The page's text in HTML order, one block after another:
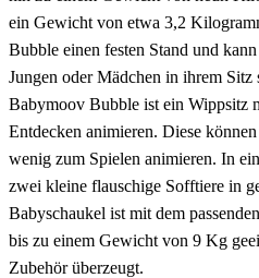
ein Gewicht von etwa 3,2
Bubble einen festen Stand und
Jungen oder Mädchen in ihrem
Babymoov Bubble ist ein Wippsitz
Entdecken animieren. Diese
wenig zum Spielen animieren. In
zwei kleine flauschige Sofftiere in
Babyschaukel ist mit dem
bis zu einem Gewicht von 9 Kg
Zubehör überzeugt.